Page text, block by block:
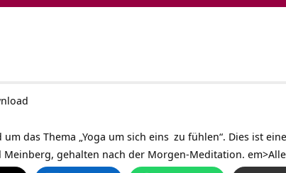
das Thema „Yoga um sich eins zu fühlen“. Dies ist
Meinberg, gehalten nach der Morgen-Meditation. em>